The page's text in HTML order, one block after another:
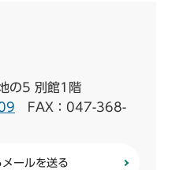
の5 別館1階
FAX：047-368-
ールを送る